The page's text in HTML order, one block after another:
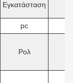
Εγκατάσταση
pc
Ρολ